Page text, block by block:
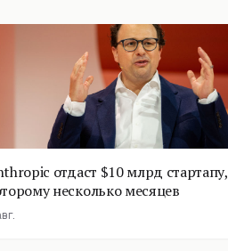
отдаст $10 млрд стартапу,
несколько месяцев